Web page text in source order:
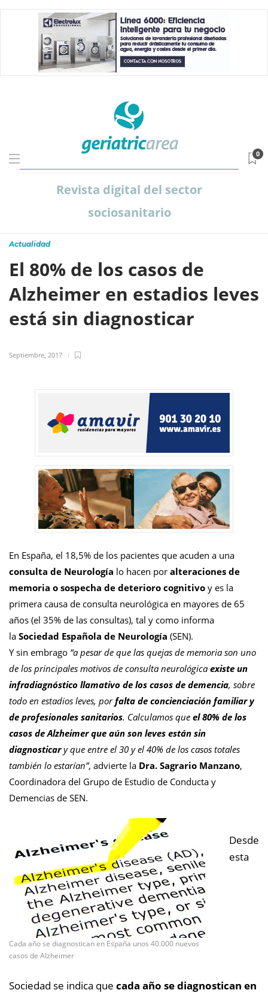
Revista digital del sector
sociosanitario
0
Actualidad
El 80% de los casos de
Alzheimer en estadios leves
está sin diagnosticar
Septiembre, 2017
En España, el 18,5% de los pacientes que acuden a una
consulta de Neurología lo hacen por alteraciones de
memoria o sospecha de deterioro cognitivo y es la
primera causa de consulta neurológica en mayores de 65
años (el 35% de las consultas), tal y como informa
la Sociedad Española de Neurología (SEN).
Y sin embrago “a pesar de que las quejas de memoria son uno
de los principales motivos de consulta neurológicaexiste un
infradiagnóstico llamativo de los casos de demencia, sobre
todo en estadios leves, porfalta de concienciación familiar y
de profesionales sanitarios. Calculamos que el 80% de los
casos de Alzheimer que aún son leves están sin
diagnosticary que entre el 30 y el 40% de los casos totales
también lo estarían”, advierte la Dra. Sagrario Manzano,
Coordinadora del Grupo de Estudio de Conducta y
Demencias de SEN.
Cada año se diagnostican en España unos 40.000 nuevos
casos de Alzheimer
Desde
esta
Sociedad se indica que cada año se diagnostican en